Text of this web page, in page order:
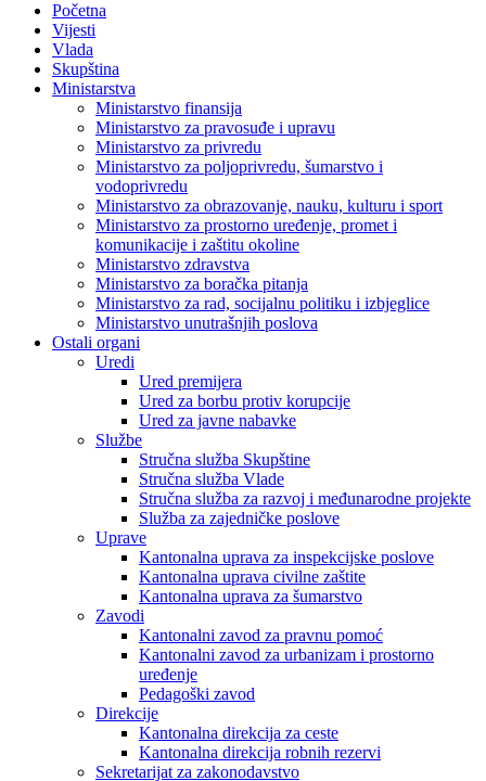
Početna
Vijesti
Vlada
Skupština
Ministarstva
Ministarstvo finansija
Ministarstvo za pravosuđe i upravu
Ministarstvo za privredu
Ministarstvo za poljoprivredu, šumarstvo i
vodoprivredu
Ministarstvo za obrazovanje, nauku, kulturu i sport
Ministarstvo za prostorno uređenje, promet i
komunikacije i zaštitu okoline
Ministarstvo zdravstva
Ministarstvo za boračka pitanja
Ministarstvo za rad, socijalnu politiku i izbjeglice
Ministarstvo unutrašnjih poslova
Ostali organi
Uredi
Ured premijera
Ured za borbu protiv korupcije
Ured za javne nabavke
Službe
Stručna služba Skupštine
Stručna služba Vlade
Stručna služba za razvoj i međunarodne projekte
Služba za zajedničke poslove
Uprave
Kantonalna uprava za inspekcijske poslove
Kantonalna uprava civilne zaštite
Kantonalna uprava za šumarstvo
Zavodi
Kantonalni zavod za pravnu pomoć
Kantonalni zavod za urbanizam i prostorno
uređenje
Pedagoški zavod
Direkcije
Kantonalna direkcija za ceste
Kantonalna direkcija robnih rezervi
Sekretarijat za zakonodavstvo